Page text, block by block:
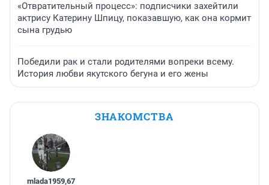
«Отвратительный процесс»: подписчики захейтили
актрису Катерину Шпицу, показавшую, как она кормит
сына грудью
Победили рак и стали родителями вопреки всему.
История любви якутского бегуна и его жены
ЗНАКОМСТВА
mlada1959,67